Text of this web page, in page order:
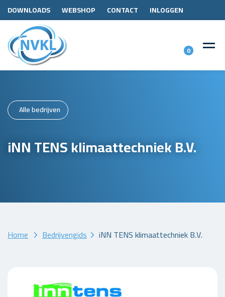
DOWNLOADS WEBSHOP CONTACT INLOGGEN
0
Alle bedrijven
iNN TENS klimaattechniek B.V.
Home Bedrijvengids iNN TENS klimaattechniek B.V.